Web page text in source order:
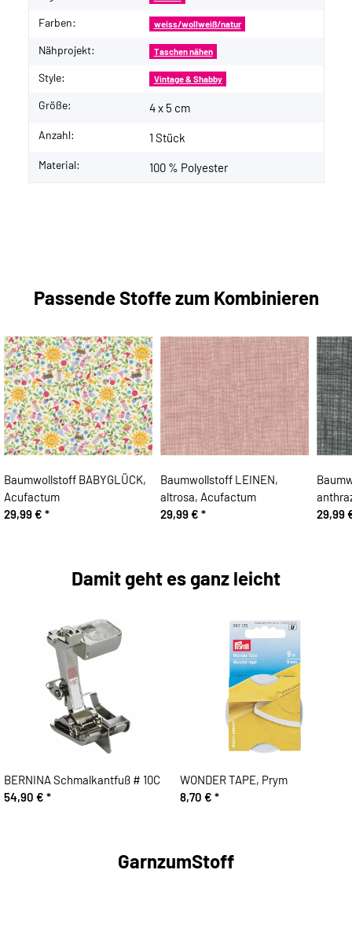
Farben: weiss/wollweiß/natur
Nähprojekt: Taschen nähen
Style: Vintage & Shabby
Größe: 4 x 5 cm
Anzahl: 1 Stück
Material: 100 % Polyester
Passende Stoffe zum Kombinieren
Baumwollstoff BABYGLÜCK,
Acufactum
29,99 € *
Baumwollstoff LEINEN,
altrosa, Acufactum
29,99 € *
29,99
Damit geht es ganz leicht
BERNINA Schmalkantfuß # 10C
54,90 € *
WONDER TAPE, Prym
8,70 € *
GarnzumStoff